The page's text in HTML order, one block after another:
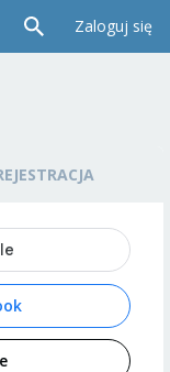
Zaloguj się